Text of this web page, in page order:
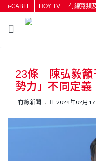
i-CABLE HOY TV 有線寬頻
按
23條｜陳弘毅
勢力」不同定
有線新聞 2024年02月17